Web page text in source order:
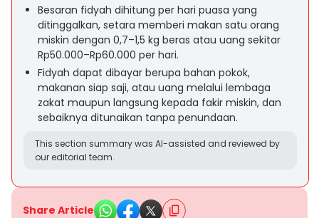
Besaran fidyah dihitung per hari puasa yang
ditinggalkan, setara memberi makan satu orang
miskin dengan 0,7–1,5 kg beras atau uang sekitar
Rp50.000–Rp60.000 per hari.
Fidyah dapat dibayar berupa bahan pokok,
makanan siap saji, atau uang melalui lembaga
zakat maupun langsung kepada fakir miskin, dan
sebaiknya ditunaikan tanpa penundaan.
This section summary was AI-assisted and reviewed by
our editorial team.
Share Article